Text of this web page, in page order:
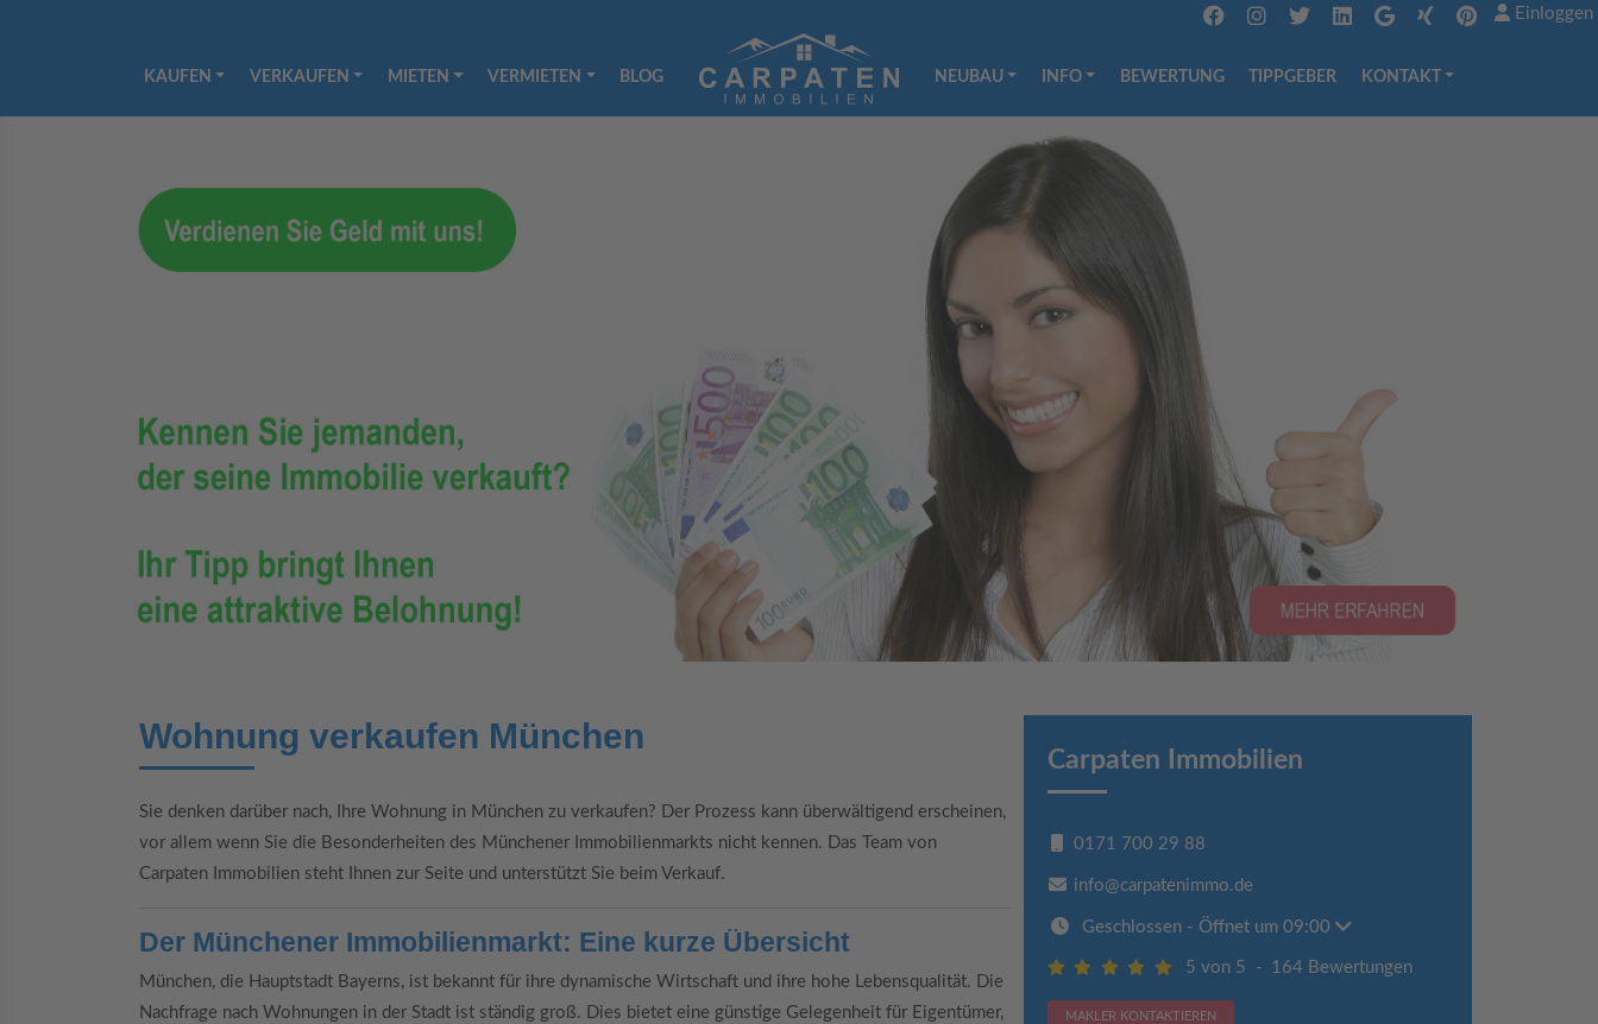
Einloggen
KAUFEN VERKAUFEN MIETEN VERMIETEN BLOG NEUBAU INFO BEWERTUNG TIPPGEBER KONTAKT
Wohnung verkaufen München
Sie denken darüber nach, Ihre Wohnung in München zu verkaufen? Der Prozess kann überwältigend erscheinen,
vor allem wenn Sie die Besonderheiten des Münchener Immobilienmarkts nicht kennen. Das Team von
Carpaten Immobilien steht Ihnen zur Seite und unterstützt Sie beim Verkauf.
Der Münchener Immobilienmarkt: Eine kurze Übersicht
München, die Hauptstadt Bayerns, ist bekannt für ihre dynamische Wirtschaft und ihre hohe Lebensqualität. Die
Nachfrage nach Wohnungen in der Stadt ist ständig groß. Dies bietet eine günstige Gelegenheit für Eigentümer,
Carpaten Immobilien
0171 700 29 88
info@carpatenimmo.de
Geschlossen - Öffnet um 09:00
5 von 5 - 164 Bewertungen
MAKLER KONTAKTIEREN